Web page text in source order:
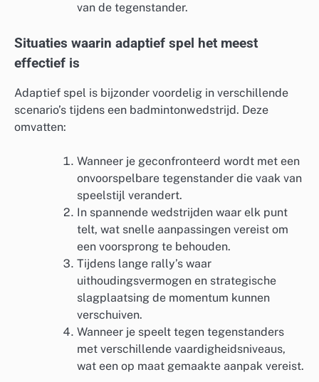
van de tegenstander.
Situaties waarin adaptief spel het meest
effectief is
Adaptief spel is bijzonder voordelig in verschillende
scenario’s tijdens een badmintonwedstrijd. Deze
omvatten:
Wanneer je geconfronteerd wordt met een
onvoorspelbare tegenstander die vaak van
speelstijl verandert.
In spannende wedstrijden waar elk punt
telt, wat snelle aanpassingen vereist om
een voorsprong te behouden.
Tijdens lange rally’s waar
uithoudingsvermogen en strategische
slagplaatsing de momentum kunnen
verschuiven.
Wanneer je speelt tegen tegenstanders
met verschillende vaardigheidsniveaus,
wat een op maat gemaakte aanpak vereist.